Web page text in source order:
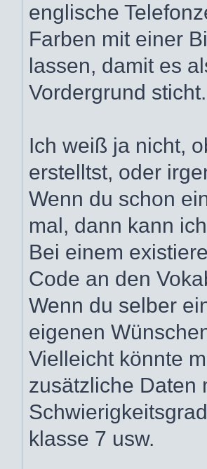
englische
Farben mit einer
lassen, damit es
Vordergrund
Ich weiß ja nicht,
erstelltst, oder
Wenn du schon
mal, dann kann
Bei einem
Code an den
Wenn du selber
eigenen
Vielleicht könnte
zusätzliche Daten
klasse 7 usw.